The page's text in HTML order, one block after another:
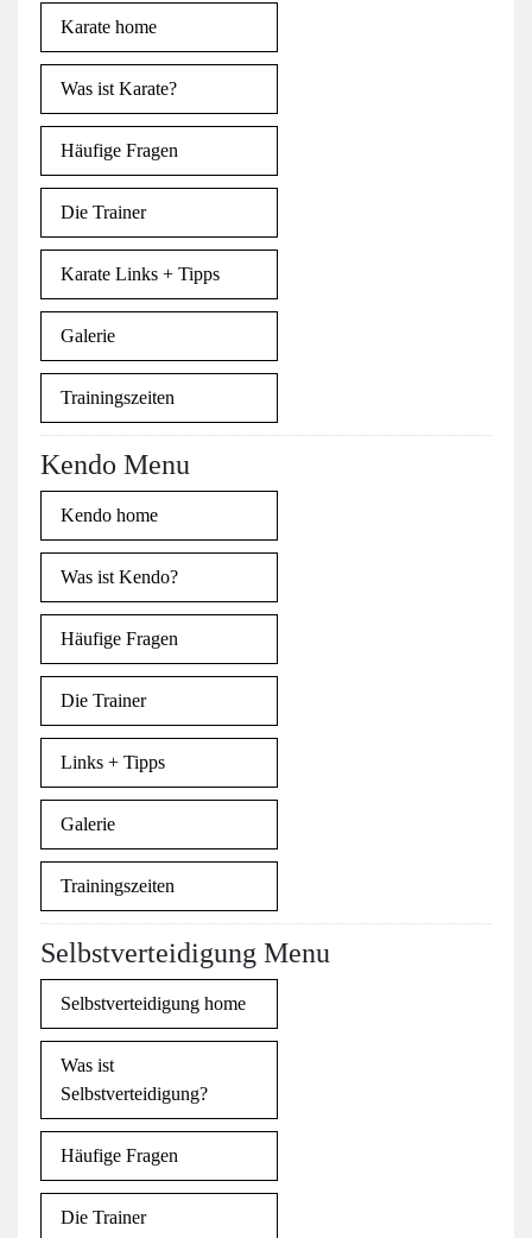
Karate home
Was ist Karate?
Häufige Fragen
Die Trainer
Karate Links + Tipps
Galerie
Trainingszeiten
Kendo Menu
Kendo home
Was ist Kendo?
Häufige Fragen
Die Trainer
Links + Tipps
Galerie
Trainingszeiten
Selbstverteidigung Menu
Selbstverteidigung home
Was ist
Selbstverteidigung?
Häufige Fragen
Die Trainer